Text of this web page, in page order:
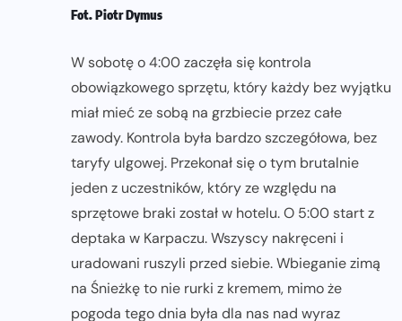
Fot. Piotr Dymus
W sobotę o 4:00 zaczęła się kontrola
obowiązkowego sprzętu, który każdy bez wyjątku
miał mieć ze sobą na grzbiecie przez całe
zawody. Kontrola była bardzo szczegółowa, bez
taryfy ulgowej. Przekonał się o tym brutalnie
jeden z uczestników, który ze względu na
sprzętowe braki został w hotelu. O 5:00 start z
deptaka w Karpaczu. Wszyscy nakręceni i
uradowani ruszyli przed siebie. Wbieganie zimą
na Śnieżkę to nie rurki z kremem, mimo że
pogoda tego dnia była dla nas nad wyraz